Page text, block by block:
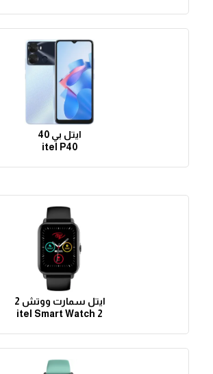
ايتل بي 40
itel P40
ايتل سمارت ووتش 2
itel Smart Watch 2